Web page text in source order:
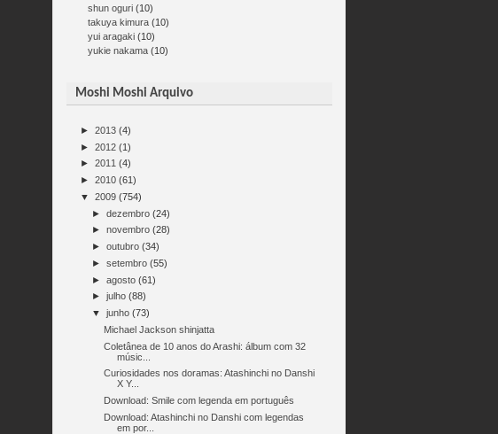
shun oguri (10)
takuya kimura (10)
yui aragaki (10)
yukie nakama (10)
Moshi Moshi Arquivo
► 2013 (4)
► 2012 (1)
► 2011 (4)
► 2010 (61)
▼ 2009 (754)
►dezembro (24)
►novembro (28)
►outubro (34)
►setembro (55)
►agosto (61)
►julho (88)
▼junho (73)
Michael Jackson shinjatta
Coletânea de 10 anos do Arashi: álbum com 32
músic...
Curiosidades nos doramas: Atashinchi no Danshi
X Y...
Download: Smile com legenda em português
Download: Atashinchi no Danshi com legendas
em por...